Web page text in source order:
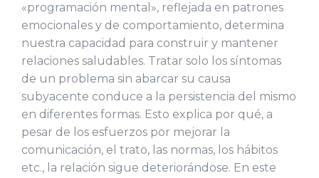
«programación mental», reflejada en patrones
emocionales y de comportamiento, determina
nuestra capacidad para construir y mantener
relaciones saludables. Tratar solo los síntomas
de un problema sin abarcar su causa
subyacente conduce a la persistencia del mismo
en diferentes formas. Esto explica por qué, a
pesar de los esfuerzos por mejorar la
comunicación, el trato, las normas, los hábitos
etc., la relación sigue deteriorándose. En este